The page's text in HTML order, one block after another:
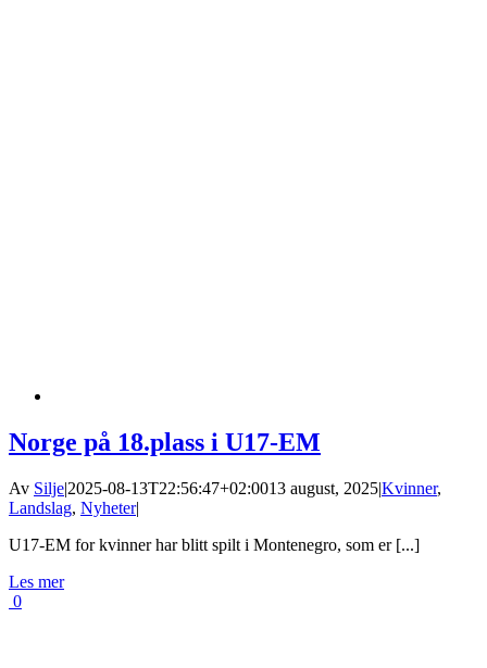
Norge på 18.plass i U17-EM
Av Silje|2025-08-13T22:56:47+02:0013 august, 2025|Kvinner,
Landslag, Nyheter|
U17-EM for kvinner har blitt spilt i Montenegro, som er [...]
Les mer
0